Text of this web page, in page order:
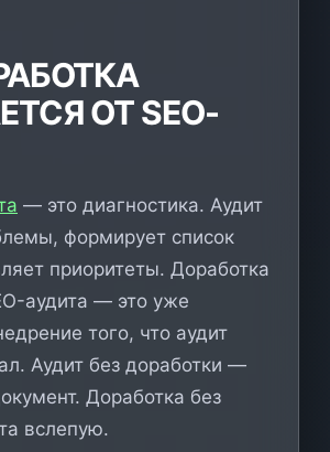
ОТ SEO-
— это диагностика. Аудит
формирует список
приоритеты. Доработка
аудита — это уже
того, что аудит
Аудит без доработки —
Доработка без
вслепую.